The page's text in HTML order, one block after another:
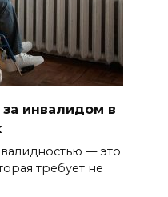
инвалидом в
— это
требует не